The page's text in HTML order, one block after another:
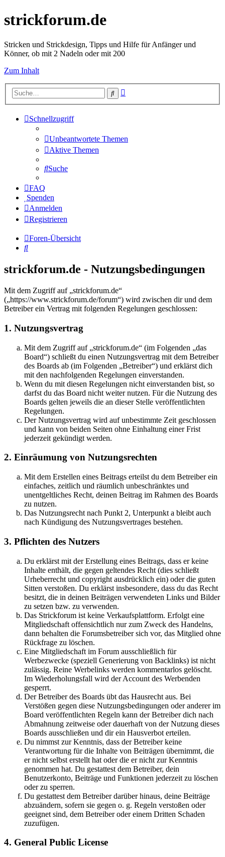
strickforum.de
Stricken und Strickdesign, Tipps und Hilfe für Anfänger und
Könner, ob mit 2 Nadeln oder mit 200
Zum Inhalt
Suche
Schnellzugriff
Unbeantwortete Themen
Aktive Themen
Suche
FAQ
Spenden
Anmelden
Registrieren
Foren-Übersicht
Suche
strickforum.de - Nutzungsbedingungen
Mit dem Zugriff auf „strickforum.de“
(„https://www.strickforum.de/forum“) wird zwischen dir und dem
Betreiber ein Vertrag mit folgenden Regelungen geschlossen:
1. Nutzungsvertrag
Mit dem Zugriff auf „strickforum.de“ (im Folgenden „das
Board“) schließt du einen Nutzungsvertrag mit dem Betreiber
des Boards ab (im Folgenden „Betreiber“) und erklärst dich
mit den nachfolgenden Regelungen einverstanden.
Wenn du mit diesen Regelungen nicht einverstanden bist, so
darfst du das Board nicht weiter nutzen. Für die Nutzung des
Boards gelten jeweils die an dieser Stelle veröffentlichten
Regelungen.
Der Nutzungsvertrag wird auf unbestimmte Zeit geschlossen
und kann von beiden Seiten ohne Einhaltung einer Frist
jederzeit gekündigt werden.
2. Einräumung von Nutzungsrechten
Mit dem Erstellen eines Beitrags erteilst du dem Betreiber ein
einfaches, zeitlich und räumlich unbeschränktes und
unentgeltliches Recht, deinen Beitrag im Rahmen des Boards
zu nutzen.
Das Nutzungsrecht nach Punkt 2, Unterpunkt a bleibt auch
nach Kündigung des Nutzungsvertrages bestehen.
3. Pflichten des Nutzers
Du erklärst mit der Erstellung eines Beitrags, dass er keine
Inhalte enthält, die gegen geltendes Recht (dies schließt
Urheberrecht und copyright ausdrücklich ein) oder die guten
Sitten verstoßen. Du erklärst insbesondere, dass du das Recht
besitzt, die in deinen Beiträgen verwendeten Links und Bilder
zu setzen bzw. zu verwenden.
Das Strickforum ist keine Verkaufsplattform. Erfolgt eine
Mitgliedschaft offensichtlich nur zum Zweck des Handelns,
dann behalten die Forumsbetreiber sich vor, das Mitglied ohne
Rückfrage zu löschen.
Eine Mitgliedschaft im Forum ausschließlich für
Werbezwecke (speziell Generierung von Backlinks) ist nicht
zulässig. Reine Werbelinks werden kommentarlos gelöscht.
Im Wiederholungsfall wird der Account des Werbenden
gesperrt.
Der Betreiber des Boards übt das Hausrecht aus. Bei
Verstößen gegen diese Nutzungsbedingungen oder anderer im
Board veröffentlichten Regeln kann der Betreiber dich nach
Abmahnung zeitweise oder dauerhaft von der Nutzung dieses
Boards ausschließen und dir ein Hausverbot erteilen.
Du nimmst zur Kenntnis, dass der Betreiber keine
Verantwortung für die Inhalte von Beiträgen übernimmt, die
er nicht selbst erstellt hat oder die er nicht zur Kenntnis
genommen hat. Du gestattest dem Betreiber, dein
Benutzerkonto, Beiträge und Funktionen jederzeit zu löschen
oder zu sperren.
Du gestattest dem Betreiber darüber hinaus, deine Beiträge
abzuändern, sofern sie gegen o. g. Regeln verstoßen oder
geeignet sind, dem Betreiber oder einem Dritten Schaden
zuzufügen.
4. General Public License